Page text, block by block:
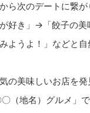
ら次のデートに繋
好き」→「餃子の美
ようよ！」などと自
の美味しいお店を発
（地名）グルメ」